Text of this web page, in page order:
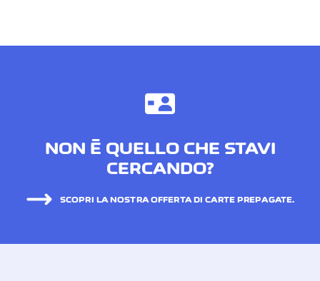
NON È QUELLO CHE STAVI
CERCANDO?
SCOPRI LA NOSTRA OFFERTA DI CARTE PREPAGATE.